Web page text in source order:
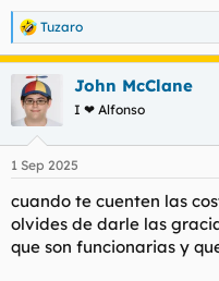
R
e
a
c
c
e
:
Tuzaro
John McClane
I ❤ Alfonso
1 Sep 2025
cuando te cuenten las
olvides de darle las
que son funcionarias y